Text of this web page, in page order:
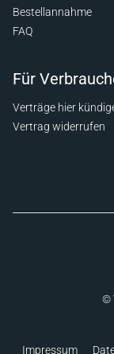
Bestellannahme
FAQ
Für
Verträge hier
Vertrag widerrufen
©
Impressum